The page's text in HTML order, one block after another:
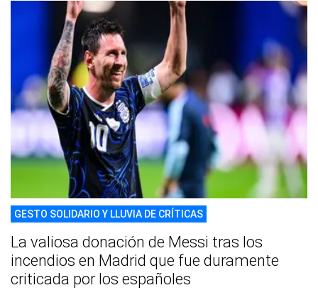
GESTO SOLIDARIO Y LLUVIA DE CRÍTICAS
La valiosa donación de Messi tras los
incendios en Madrid que fue duramente
criticada por los españoles